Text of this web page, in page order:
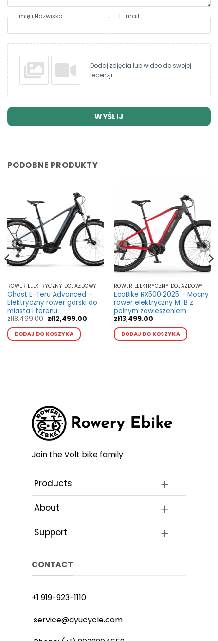
Imię i Nazwisko E-mail
Dodaj zdjęcia lub wideo do swojej
recenzji
WYŚLIJ
PODOBNE PRODUKTY
ROWER ELEKTRYCZNY DOJAZDOWY
Ghost E-Teru Advanced –
Elektryczny rower górski do
miasta i terenu
zł18,499.00 Pierwotna
cena
wynosiła:
zł18,499.00.
zł12,499.00Aktualna
zł12,499.00.
DODAJ DO KOSZYKA
stronie
produktu
ROWER ELEKTRYCZNY DOJAZDOWY
EcoBike RX500 2025 – Mocny
rower elektryczny MTB z
pełnym zawieszeniem
zł13,499.00
DODAJ DO KOSZYKA
Join the Volt bike family
Products
About
Support
CONTACT
+1 919-923-1110
service@dyucycle.com